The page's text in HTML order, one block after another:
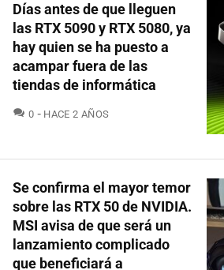
Días antes de que lleguen
las RTX 5090 y RTX 5080, ya
hay quien se ha puesto a
acampar fuera de las
tiendas de informática
0 COMENTARIOS
HACE 2 AÑOS
Se confirma el mayor temor
sobre las RTX 50 de NVIDIA.
MSI avisa de que será un
lanzamiento complicado
que beneficiará a